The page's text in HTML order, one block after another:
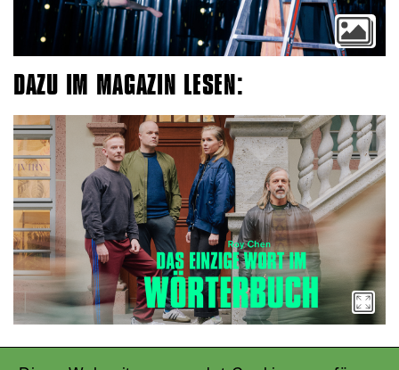
DAZU IM MAGAZIN LESEN: